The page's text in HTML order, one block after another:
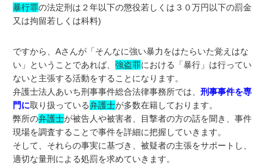
暴行罪の法定刑は２年以下の懲役若しくは３０万円以下の罰金
又は拘留若しくは科料)
ですから、Aさんが「そんなに強い暴力をはたらいた覚えはな
い」ということであれば、強盗罪における「暴行」は行ってい
ないと主張する活動をすることになります。
弁護士法人あいち刑事事件総合法律事務所では、刑事事件を専
門に取り扱っている弁護士が多数在籍しております。
弊所の弁護士が被告人や被害者、目撃者の方の話を聞き、事件
現場を調査することで事件を詳細に把握していきます。
そして、それらの事実に基づき、被疑者の主張をサポートし、
適切な量刑による処罰を求めていきます。